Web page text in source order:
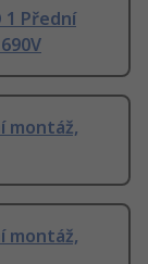
1 Přední
montáž,
montáž,